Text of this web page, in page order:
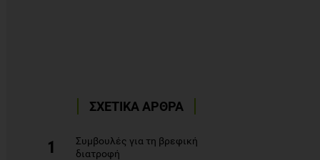
ΣΧΕΤΙΚΑ ΑΡΘΡΑ
1
Συμβουλές για τη βρεφική
διατροφή